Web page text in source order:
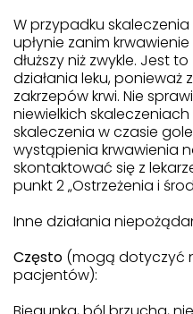
W przypadku
upłynie zanim
dłuższy niż zwykle. Jest
działania leku,
zakrzepów krwi. Nie
niewielkich
skaleczenia w czasie
wystąpienia krwawienia
skontaktować się z
punkt 2 „Ostrzeżenia i
Inne działania
Często (mogą dotyczyć
pacjentów):